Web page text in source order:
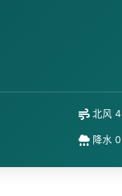
北风
降水